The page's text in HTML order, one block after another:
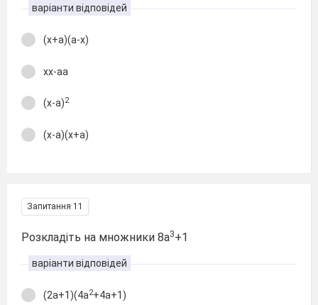
варіанти відповідей
(x+a)(a-x)
xx-aa
(x-a)2
(x-a)(x+a)
Запитання 11
Розкладіть на множники 8a3+1
варіанти відповідей
(2a+1)(4a2+4a+1)